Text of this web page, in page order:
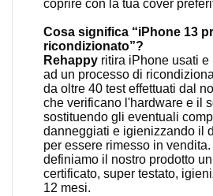
coprire con la tua cover
Cosa significa “iPhone 13
ricondizionato”?
Rehappy ritira iPhone usati
ad un processo di
da oltre 40 test effettuati dal
che verificano l'hardware e il
sostituendo gli eventuali
danneggiati e igienizzando il
per essere rimesso in
definiamo il nostro prodotto un
certificato, super testato,
12 mesi.